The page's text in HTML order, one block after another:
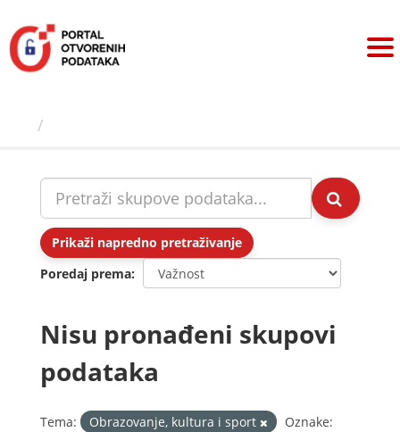
sadržaj
Prikaži napredno pretraživanje
Poredaj prema
Nisu pronađeni skupovi
podataka
Tema: Obrazovanje, kultura i sport
Oznake: